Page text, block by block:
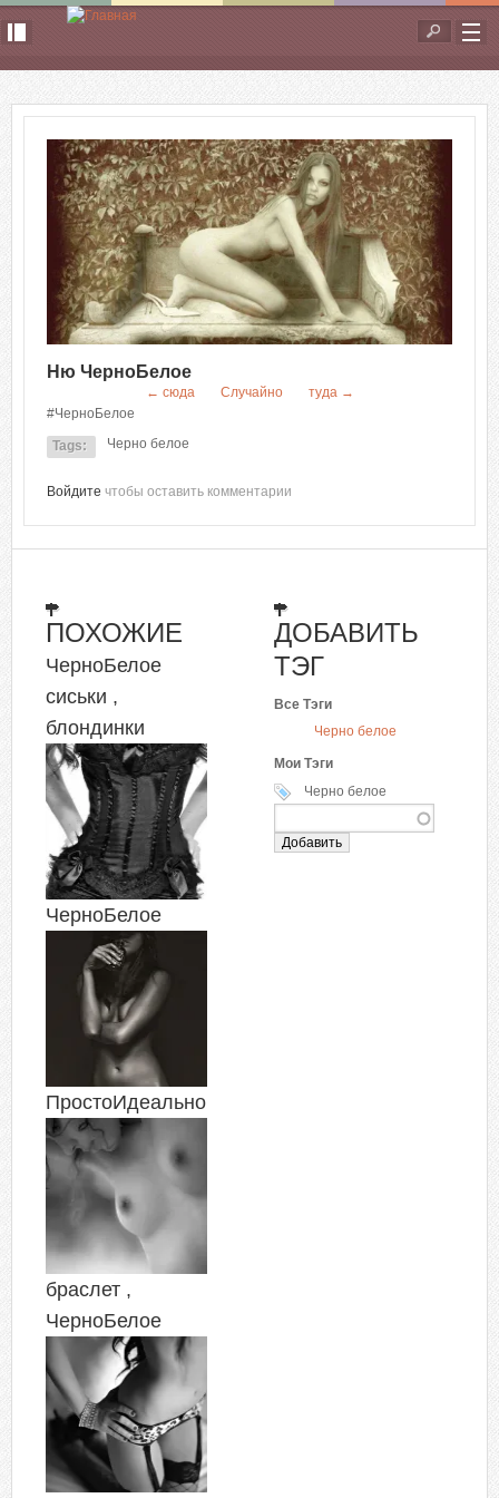
Перейти к основному содержанию
Форма
поиска
Ню ЧерноБелое
← сюда Случайно
туда →
#ЧерноБелое
Tags: Черно белое
Войдите чтобы оставить комментарии
ПОХОЖИЕ
ЧерноБелое
сиськи ,
блондинки
ЧерноБелое
ПростоИдеально
браслет ,
ЧерноБелое
ДОБАВИТЬ
ТЭГ
Все Тэги
Черно белое
Мои Тэги
Черно белое